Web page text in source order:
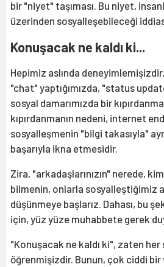
bir "niyet" taşıması. Bu niyet,
üzerinden sosyalleşebileceği
Konuşacak ne kaldı ki...
Hepimiz aslında
"chat" yaptığımızda, "status
sosyal damarımızda bir
kıpırdanmanın nedeni, internet
sosyalleşmenin "bilgi takasıyla"
başarıyla ikna etmesidir.
Zira, "arkadaşlarınızın" nerede,
bilmenin, onlarla sosyalleştiğimiz
düşünmeye başlarız. Dahası, bu
için, yüz yüze muhabbete gerek
"Konuşacak ne kaldı ki", zaten
öğrenmişizdir. Bunun, çok ciddi